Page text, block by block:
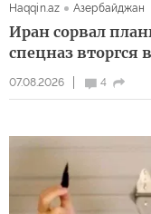
07.08.2026 4
Haqqin.az Азербайджан
Иран сорвал
спецназ вторгся